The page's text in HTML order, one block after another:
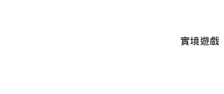
實境遊戲